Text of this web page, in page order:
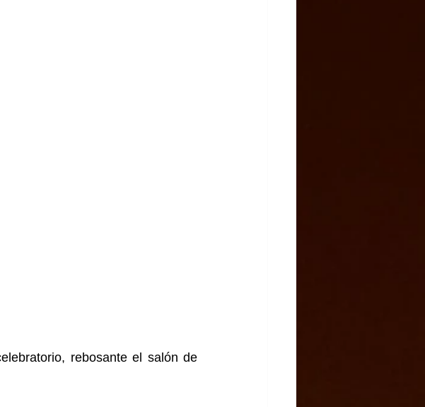
rebosante el salón de